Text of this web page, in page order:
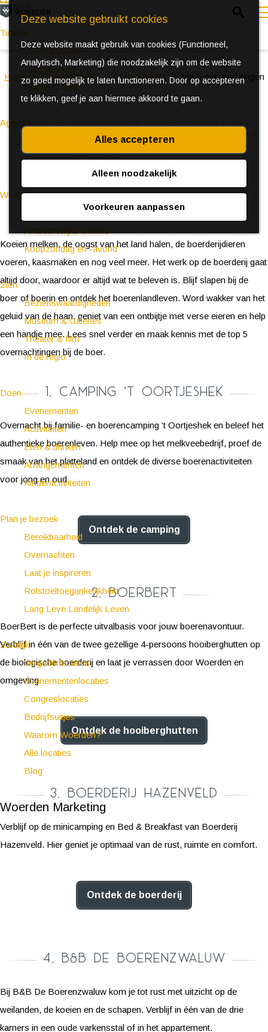
Deze website gebruikt cookies
Deze website maakt gebruik van cookies (Functioneel,
Analytisch, Marketing) die noodzakelijk zijn om de website
zo goed mogelijk te laten functioneren. Door op accepteren
te klikken, geef je aan hiermee akkoord te gaan.
Alles accepteren
Alleen noodzakelijk
Voorkeuren aanpassen
e
e
u
Tickets
Direct boeken
Digitale tours
Huur een fiets
Agenda
Ontdek Woerden in de zomer
Event aanmeldformulier
Winkelen
(Bijzondere) markten
Ambachtelijke winkels
Koopzondag en -avond
Zien
Bezienswaardigheden
Museum & Galeries
Theater & film
In de regio
Doen
Evenementen
Activiteiten
Eten & drinken
Arrangementen
Kinderactiviteiten
Plan je bezoek
Bereikbaarheid
Overnachten
Laat je inspireren
Rolstoeltoegankelijkheid
Lang Leve Landelijk Leven
Zakelijk
Vergaderlocaties
Evenementenlocaties
Congreslocaties
Bedrijfsuitjes
Waarom Woerden?
Alle locaties
Blog
Woerden Marketing
Home Plan je bezoek Echt Hollands Top 5 overnachtingen
Top 5 overnachtingen bij
de boer
Blijf slapen bij de boer of boerin
Koeien melken, de oogst van het land halen, de boerderijdieren
voeren, kaasmaken en nog veel meer. Het werk op de boerderij gaat
altijd door, waardoor er altijd wat te beleven is. Blijf slapen bij de
boer of boerin en ontdek het boerenlandleven. Word wakker van het
geluid van de haan, geniet van een ontbijtje met verse eieren en help
een handje mee. Lees snel verder en maak kennis met de top 5
overnachtingen bij de boer.
1. Camping 't Oortjeshek
Overnacht bij familie- en boerencamping ’t Oortjeshek en beleef het
authentieke boerenleven. Help mee op het melkveebedrijf, proef de
smaak van het platteland en ontdek de diverse boerenactiviteiten
voor jong en oud.
Ontdek de camping
2. BoerBert
BoerBert is de perfecte uitvalbasis voor jouw boerenavontuur.
Verblijf in één van de twee gezellige 4-persoons hooiberghutten op
de biologische boerderij en laat je verrassen door Woerden en
omgeving.
Ontdek de hooiberghutten
3. Boerderij Hazenveld
Verblijf op de minicamping en Bed & Breakfast van Boerderij
Hazenveld. Hier geniet je optimaal van de rust, ruimte en comfort.
Ontdek de boerderij
4. B&B De Boerenzwaluw
Bij B&B De Boerenzwaluw kom je tot rust met uitzicht op de
weilanden, de koeien en de schapen. Verblijf in één van de drie
kamers in een oude varkensstal of in het appartement.